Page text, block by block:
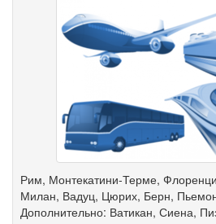
Рим, Монтекатини-Терме,
Милан, Вадуц, Цюрих, Берн,
Дополнительно: Ватикан, Сиена,